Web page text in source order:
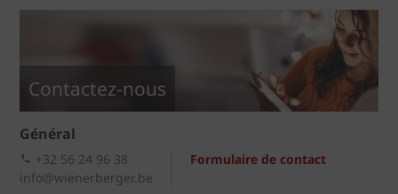
Contactez-nous
Général
Formulaire de contact
+32 56 24 96 38
info@wienerberger.be